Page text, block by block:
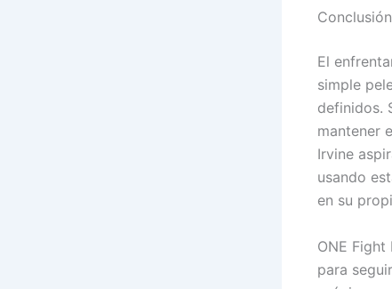
Conclusión
El
simple
definidos.
mantener
Irvine
usando
en su
ONE
para